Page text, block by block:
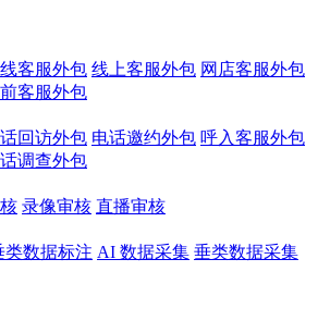
客服外包 线上客服外包 网店客服外包
客服外包
回访外包 电话邀约外包 呼入客服外包
调查外包
录像审核 直播审核
类数据标注 AI 数据采集 垂类数据采集